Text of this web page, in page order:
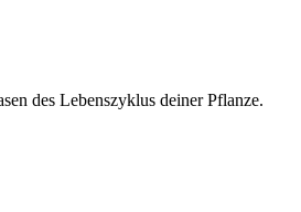
des Lebenszyklus deiner Pflanze.